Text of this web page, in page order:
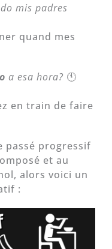
mis padres
quand mes
a esa hora? 🕚
en train de faire
passé progressif
et au
alors voici un
: